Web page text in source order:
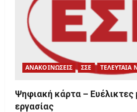
ΑΝΑΚΟΙΝΩΣΕΙΣ ΣΣΕ ΤΕΛΕΥΤΑΙΑ
Ψηφιακή κάρτα –
εργασίας